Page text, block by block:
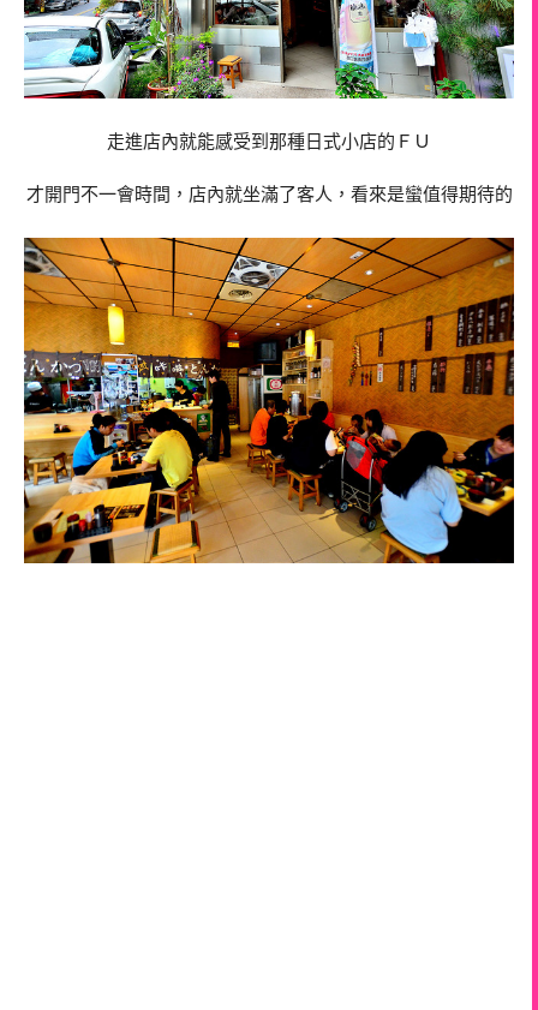
走進店內就能感受到那種日式小店的ＦＵ
才開門不一會時間，店內就坐滿了客人，看來是蠻值得期待的